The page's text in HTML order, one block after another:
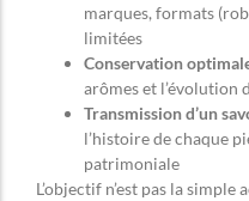
marques, formats
limitées
Conservation
arômes et l’évolution
Transmission d’un
l’histoire de chaque
patrimoniale
L’objectif n’est pas la